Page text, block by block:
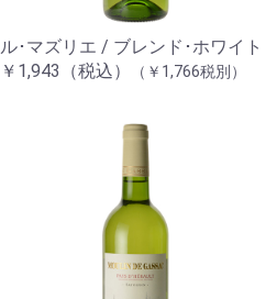
ル･マズリエ / ブレンド･ホワイト
￥1,943（税込）
（￥1,766税別）